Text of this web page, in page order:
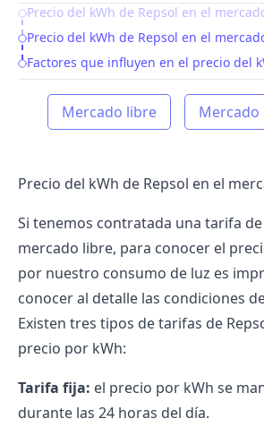
Table of Contents
Precio del kWh de Repsol en el
Precio del kWh de Repsol en el
Factores que influyen en el precio del
Mercado libre
Precio del kWh de Repsol en el
Si tenemos contratada una tarifa de
mercado libre, para conocer el
por nuestro consumo de luz es
conocer al detalle las condiciones
Existen tres tipos detarifas de
precio por kWh:
Tarifa fija: el precio por kWh se
durante las 24 horas del día.